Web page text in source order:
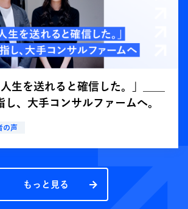
生を送れると確信した。」＿＿
し、大手コンサルファームへ。
の声
もっと見る